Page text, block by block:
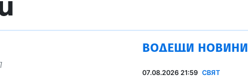
ВОДЕЩИ НОВИНИ
07.08.2026 21:59 СВЯТ